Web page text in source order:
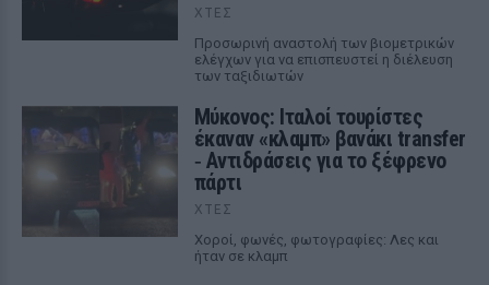
ΧΤΕΣ
Προσωρινή αναστολή των βιομετρικών
ελέγχων για να επισπευστεί η διέλευση
των ταξιδιωτών
Μύκονος: Ιταλοί τουρίστες
έκαναν «κλαμπ» βανάκι transfer
‑ Αντιδράσεις για το ξέφρενο
πάρτι
ΧΤΕΣ
Χοροί, φωνές, φωτογραφίες: Λες και
ήταν σε κλαμπ